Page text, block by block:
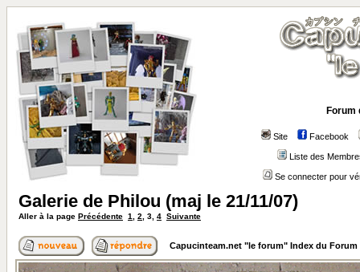
Forum
Site Facebook
Liste des
Se connecter pour
Galerie de Philou (maj le 21/11/07)
Aller à la page Précédente 1 2 3 4 Suivante
Capucinteam.net "le forum" Index du Forum